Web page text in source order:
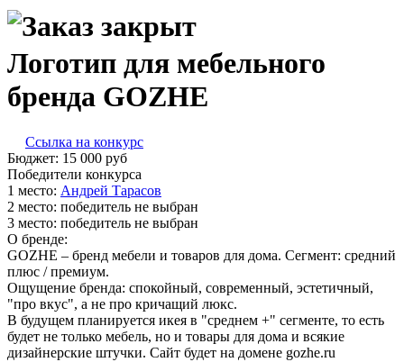
Логотип для мебельного
бренда GOZHE
Ссылка на конкурс
Бюджет: 15 000 руб
Победители конкурса
1 место: Ан­дрей Та­расов
2 место: победитель не выбран
3 место: победитель не выбран
О бренде:
GOZHE – бренд мебели и товаров для дома. Сегмент: средний
плюс / премиум.
Ощущение бренда: спокойный, современный, эстетичный,
"про вкус", а не про кричащий люкс.
В будущем планируется икея в "среднем +" сегменте, то есть
будет не только мебель, но и товары для дома и всякие
дизайнерские штучки. Сайт будет на домене gozhe.ru